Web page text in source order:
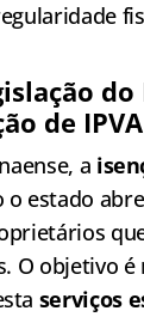
do
de IPVA
a
o estado
O objetivo
serviços